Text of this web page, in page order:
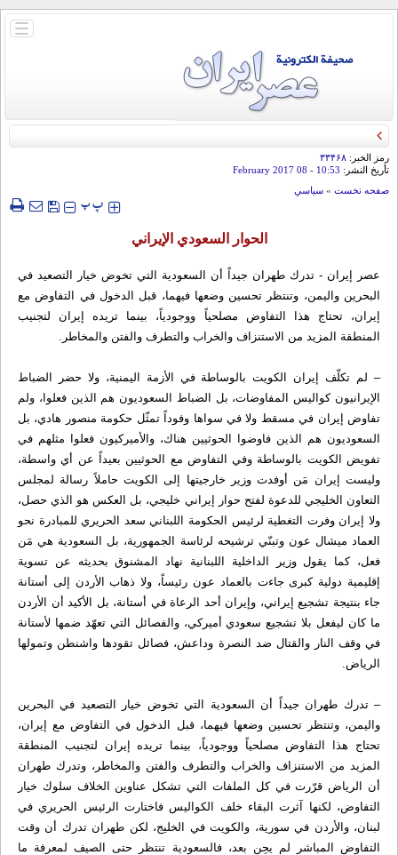
باز
رمز الخبر: ۳۳۴۶۸
تأريخ النشر: 10:53
- 08 February 2017
صفحه نخست » سياسي
‍‍‍ پپ
الحوار السعودي الإيراني
عصر إیران - تدرك طهران جيداً أن السعودية التي تخوض خيار التصعيد في
البحرين واليمن، وتنتظر تحسين وضعها فيهما، قبل الدخول في التفاوض مع
إيران، تحتاج هذا التفاوض مصلحياً ووجودياً، بينما تريده إيران لتجنيب
المنطقة المزيد من الاستنزاف والخراب والتطرف والفتن والمخاطر.
– لم تكلّف إيران الكويت بالوساطة في الأزمة اليمنية، ولا حضر الضباط
الإيرانيون كواليس المفاوضات، بل الضباط السعوديون هم الذين فعلوا، ولم
تفاوض إيران في مسقط ولا في سواها وفوداً تمثّل حكومة منصور هادي، بل
السعوديون هم الذين فاوضوا الحوثيين هناك، والأميركيون فعلوا مثلهم في
تفويض الكويت بالوساطة وفي التفاوض مع الحوثيين بعيداً عن أي واسطة،
وليست إيران مَن أوفدت وزير خارجيتها إلى الكويت حاملاً رسالة لمجلس
التعاون الخليجي للدعوة لفتح حوار إيراني خليجي، بل العكس هو الذي حصل،
ولا إيران وفرت التغطية لرئيس الحكومة اللبناني سعد الحريري للمبادرة نحو
العماد ميشال عون وتبنّي ترشيحه لرئاسة الجمهورية، بل السعودية هي مَن
فعل، كما يقول وزير الداخلية اللبنانية نهاد المشنوق بحديثه عن تسوية
إقليمية دولية كبرى جاءت بالعماد عون رئيساً، ولا ذهاب الأردن إلى أستانة
جاء بنتيجة تشجيع إيراني، وإيران أحد الرعاة في أستانة، بل الأكيد أن الأردن
ما كان ليفعل بلا تشجيع سعودي أميركي، والفصائل التي تعهّد ضمها لأستانة
في وقف النار والقتال ضد النصرة وداعش، فصائل تقودها واشنطن وتمولها
الرياض.
– تدرك طهران جيداً أن السعودية التي تخوض خيار التصعيد في البحرين
واليمن، وتنتظر تحسين وضعها فيهما، قبل الدخول في التفاوض مع إيران،
تحتاج هذا التفاوض مصلحياً ووجودياً، بينما تريده إيران لتجنيب المنطقة
المزيد من الاستنزاف والخراب والتطرف والفتن والمخاطر، وتدرك طهران
أن الرياض قرّرت في كل الملفات التي تشكل عناوين الخلاف سلوك خيار
التفاوض، لكنها آثرت البقاء خلف الكواليس فاختارت الرئيس الحريري في
لبنان، والأردن في سورية، والكويت في الخليج، لكن طهران تدرك أن وقت
التفاوض المباشر لم يحِن بعد، فالسعودية تنتظر حتى الصيف لمعرفة ما